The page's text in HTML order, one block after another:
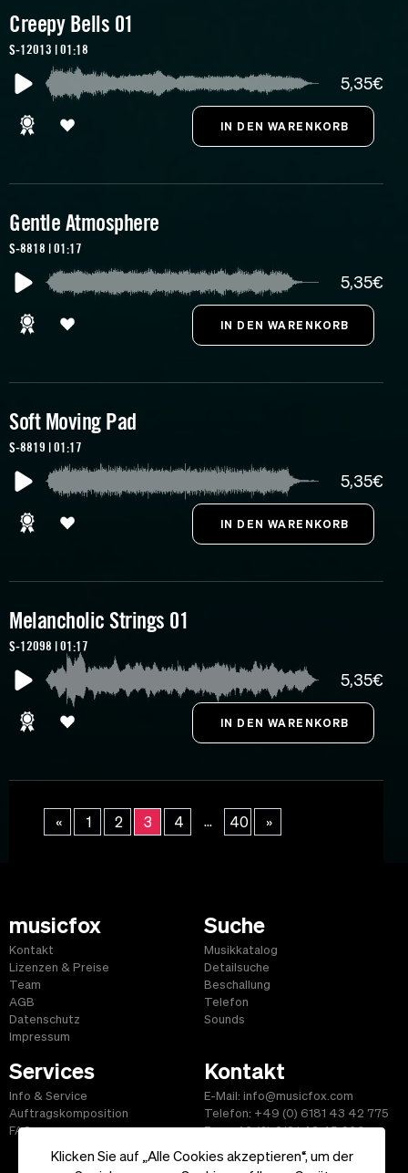
Klicken Sie auf „Alle Cookies akzeptieren“, um der
Creepy Bells 01
S-12013 | 01:18
5,35€
Gentle Atmosphere
S-8818 | 01:17
5,35€
Soft Moving Pad
S-8819 | 01:17
5,35€
Melancholic Strings 01
S-12098 | 01:17
5,35€
« 1 2 3 4 ... 40 »
musicfox
Kontakt
Lizenzen & Preise
Team
AGB
Datenschutz
Impressum
Suche
Musikkatalog
Detailsuche
Beschallung
Telefon
Sounds
Services
Info & Service
Auftragskomposition
FAQ
Kontakt
E-Mail: info@musicfox.com
Telefon: +49 (0) 6181 43 42 775
Fax: +49 (0) 6181 43 45 609